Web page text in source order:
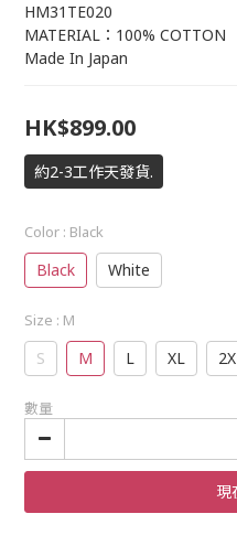
HM31TE020
MATERIAL：100% COTTON
Made In Japan
HK$899.00
約2-3工作天發貨.
Color : Black
Black White
Size : M
S M L XL
數量
現